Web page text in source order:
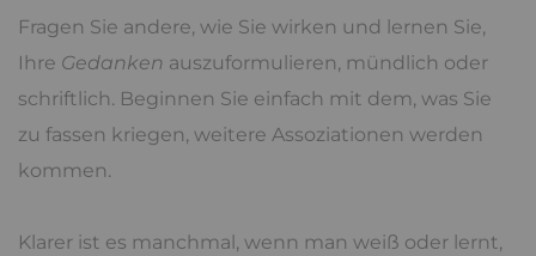
Fragen Sie andere, wie Sie wirken und lernen Sie,
Ihre Gedanken auszuformulieren, mündlich oder
schriftlich. Beginnen Sie einfach mit dem, was Sie
zu fassen kriegen, weitere Assoziationen werden
kommen.
Klarer ist es manchmal, wenn man weiß oder lernt,